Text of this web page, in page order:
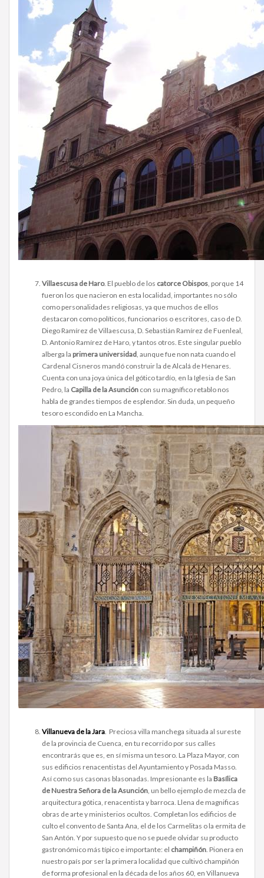
Villaescusa de Haro. El pueblo de los catorce Obispos , porque 14
fueron los que nacieron en esta localidad, importantes no sólo
como personalidades religiosas, ya que muchos de ellos
destacaron como políticos, funcionarios o escritores, caso de D.
Diego Ramírez de Villaescusa, D. Sebastián Ramírez de Fuenleal,
D. Antonio Ramírez de Haro, y tantos otros. Este singular pueblo
alberga la primera universidad , aunque fue non nata cuando el
Cardenal Cisneros mandó construir la de Alcalá de Henares.
Cuenta con una joya única del gótico tardío, en la Iglesia de San
Pedro, la Capilla de la Asunción con su magnífico retablo nos
habla de grandes tiempos de esplendor. Sin duda, un pequeño
tesoro escondido en La Mancha.
Villanueva de la Jara . Preciosa villa manchega situada al sureste
de la provincia de Cuenca, en tu recorrido por sus calles
encontrarás que es, en sí misma un tesoro. La Plaza Mayor, con
sus edificios renacentistas del Ayuntamiento y Posada Masso.
Así como sus casonas blasonadas. Impresionante es la Basílica
de Nuestra Señora de la Asunción , un bello ejemplo de mezcla de
arquitectura gótica, renacentista y barroca. Llena de magnificas
obras de arte y ministerios ocultos. Completan los edificios de
culto el convento de Santa Ana, el de los Carmelitas o la ermita de
San Antón. Y por supuesto que no se puede olvidar su producto
gastronómico más típico e importante: el champiñón . Pionera en
nuestro país por ser la primera localidad que cultivó champiñón
de forma profesional en la década de los años 60, en Villanueva